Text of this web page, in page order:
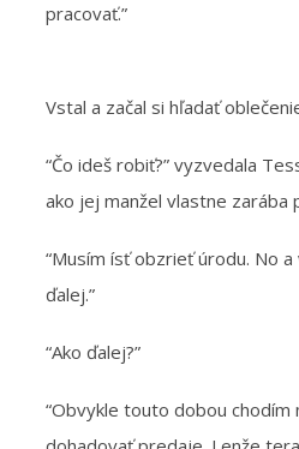
pracovať.”
Vstal a začal si hľadať
“Čo ideš robiť?” vyzvedala
ako jej manžel vlastne zarába
“Musím ísť obzrieť úrodu. No
ďalej.”
“Ako ďalej?”
“Obvykle touto dobou chodím